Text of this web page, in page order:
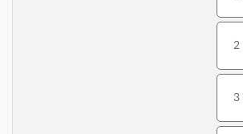
2
3